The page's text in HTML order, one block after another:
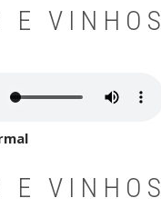
E VINHOS
E VINHOS